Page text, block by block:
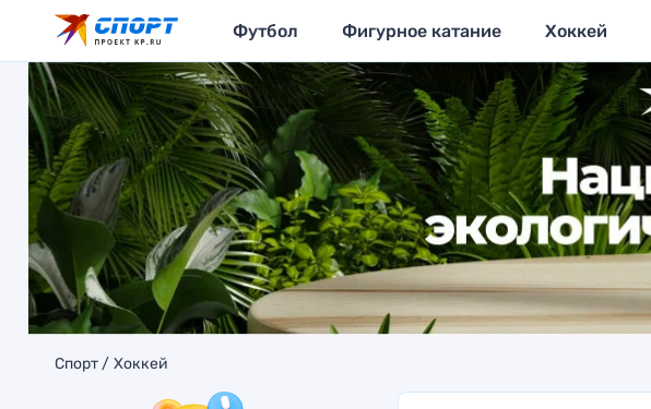
Футбол Фигурное катание Хоккей
Спорт Хоккей